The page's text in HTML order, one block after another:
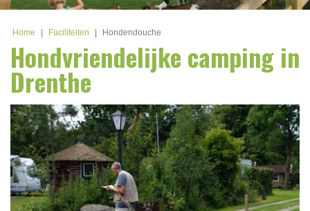
Home Faciliteiten Hondendouche
Hondvriendelijke camping in
Drenthe